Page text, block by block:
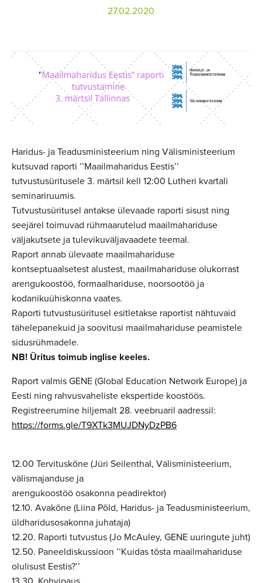
27.02.2020
Haridus- ja Teadusministeerium ning Välisministeerium
kutsuvad raporti ’’Maailmaharidus Eestis’’
tutvustusüritusele 3. märtsil kell 12:00 Lutheri kvartali
seminariruumis.
Tutvustusüritusel antakse ülevaade raporti sisust ning
seejärel toimuvad rühmaarutelud maailmahariduse
väljakutsete ja tulevikuväljavaadete teemal.
Raport annab ülevaate maailmahariduse
kontseptuaalsetest alustest, maailmahariduse olukorrast
arengukoostöö, formaalhariduse, noorsootöö ja
kodanikuühiskonna vaates.
Raporti tutvustusüritusel esitletakse raportist nähtuvaid
tähelepanekuid ja soovitusi maailmahariduse peamistele
sidusrühmadele.
NB! Üritus toimub inglise keeles.
Raport valmis GENE (Global Education Network Europe) ja
Eesti ning rahvusvaheliste ekspertide koostöös.
Registreerumine hiljemalt 28. veebruaril aadressil:
https://forms.gle/T9XTk3MUJDNyDzPB6
12.00 Tervituskõne (Jüri Seilenthal, Välisministeerium,
välismajanduse ja
arengukoostöö osakonna peadirektor)
12.10. Avakõne (Liina Põld, Haridus- ja Teadusministeerium,
üldharidusosakonna juhataja)
12.20. Raporti tutvustus (Jo McAuley, GENE uuringute juht)
12.50. Paneeldiskussioon ’’Kuidas tõsta maailmahariduse
olulisust Eestis?’’
13.30. Kohvipaus